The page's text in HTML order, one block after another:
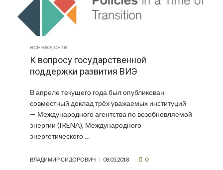
ВСЕ ВИЭ СЕТИ
К вопросу государственной
поддержки развития ВИЭ
В апреле текущего года был опубликован
совместный доклад трёх уважаемых институций
— Международного агентства по возобновляемой
энергии (IRENA), Международного
энергетического …
ВЛАДИМИР СИДОРОВИЧ 08.05.2018 0